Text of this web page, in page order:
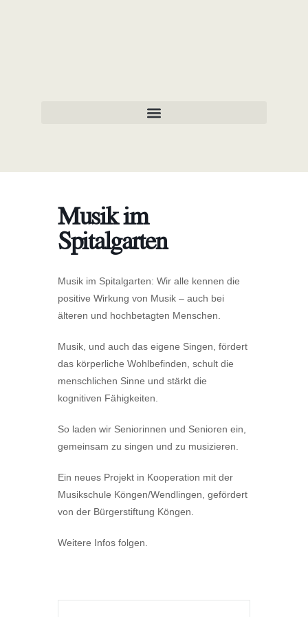
Musik im
Spitalgarten
Musik im Spitalgarten: Wir alle kennen die
positive Wirkung von Musik – auch bei
älteren und hochbetagten Menschen.
Musik, und auch das eigene Singen, fördert
das körperliche Wohlbefinden, schult die
menschlichen Sinne und stärkt die
kognitiven Fähigkeiten.
So laden wir Seniorinnen und Senioren ein,
gemeinsam zu singen und zu musizieren.
Ein neues Projekt in Kooperation mit der
Musikschule Köngen/Wendlingen, gefördert
von der Bürgerstiftung Köngen.
Weitere Infos folgen.